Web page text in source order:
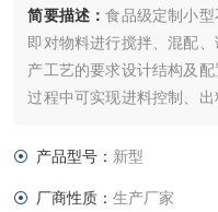
简要描述：食品级定制小
即对物料进行搅拌、混配
产工艺的要求设计结构及
过程中可实现进料控制、
产品型号： 新型
厂商性质：生产厂家